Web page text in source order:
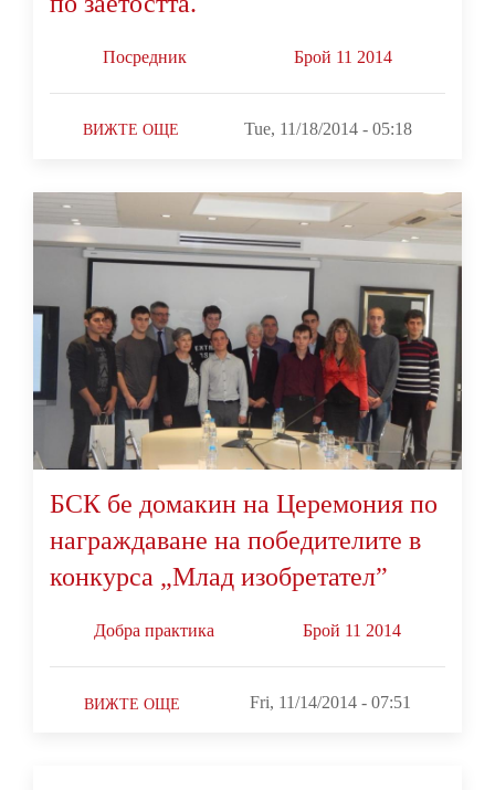
Посредник Брой 11 2014
ВИЖТЕ ОЩЕ Tue, 11/18/2014 - 05:18
БСК бе домакин на Церемония по
награждаване на победителите в
конкурса „Млад изобретател”
Добра практика Брой 11 2014
ВИЖТЕ ОЩЕ Fri, 11/14/2014 - 07:51